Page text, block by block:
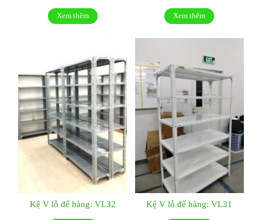
Xem thêm Xem thêm
Kệ V lỗ để hàng: VL32 Kệ V lỗ để hàng: VL31